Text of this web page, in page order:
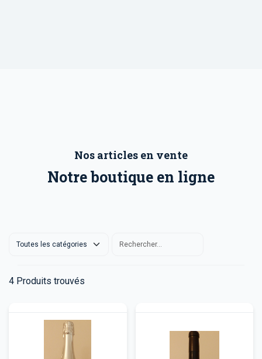
Nos articles en vente
Notre boutique en ligne
4 Produits trouvés